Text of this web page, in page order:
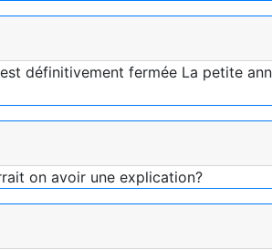
définitivement fermée La petite
on avoir une explication?